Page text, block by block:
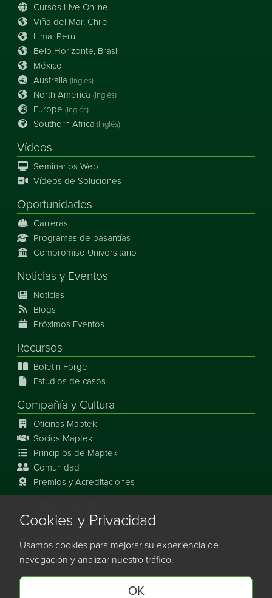
Cursos Live Online
Viña del Mar, Chile
Lima, Peru
Belo Horizonte, Brasil
México
Australia (Inglés)
North America (Inglés)
Europe (Inglés)
Southern Africa (Inglés)
Vídeos
Seminarios Web
Vídeos de Soluciones
Oportunidades
Carreras
Programas de pasantías
Compromiso Universitario
Noticias y Eventos
Noticias
Blogs
Próximos Eventos
Recursos
Boletin Forge
Estudios de casos
Compañía y Cultura
Oficinas Maptek
Socios Maptek
Principios de Maptek
Comunidad
Premios y Acreditaciones
Nuestra Historia
Nuestro Futuro
Colaboración
Cookies y Privacidad
Usamos cookies para mejorar su experiencia de
navegación y analizar nuestro tráfico.
OK